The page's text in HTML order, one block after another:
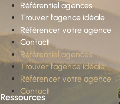
Référentiel agences
Trouver l’agence idéale
Référencer votre agence
Contact
Référentiel agences
Trouver l’agence idéale
Référencer votre agence
Contact
Ressources